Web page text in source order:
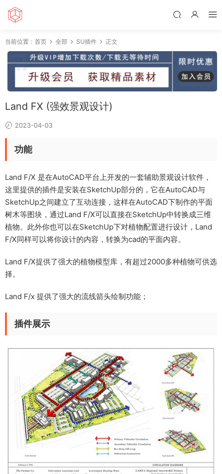
当前位置： 首页 全部 SU插件 正文
Land FX (强效景观设计)
2023-04-03
功能
Land F/X 是在AutoCAD平台上开发的一套辅助景观设计软件，
这里提供的插件是安装在SketchUp部分的，它在AutoCAD与
SketchUp之间建立了互动连接，这样在AutoCAD下制作的平面
树木等图块，通过Land F/X可以直接在SketchUp中转换成三维
植物。此外你也可以在SketchUp下对植物配置进行设计，Land
F/X同样可以将你设计的内容，转换为cad的平面内容。
Land F/X提供了强大的植物模型库，有超过2000多种植物可供选
择。
Land F/x 提供了强大的流线箭头绘制功能；
插件展示